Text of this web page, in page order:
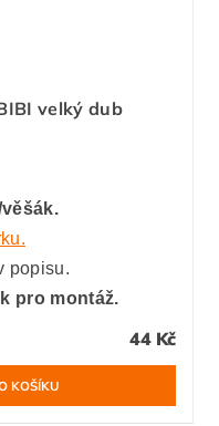
velký dub
popisu.
pro montáž.
44 Kč